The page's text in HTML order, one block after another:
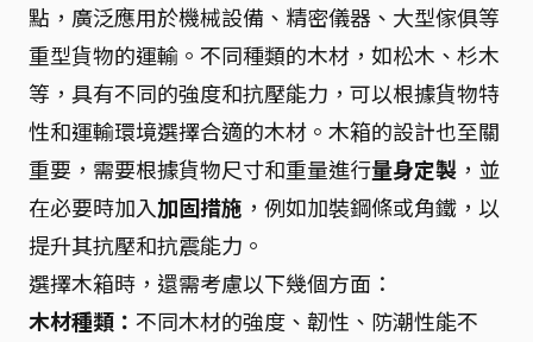
點，廣泛應用於機械設備、精密儀器、大型傢俱等
重型貨物的運輸。不同種類的木材，如松木、杉木
等，具有不同的強度和抗壓能力，可以根據貨物特
性和運輸環境選擇合適的木材。木箱的設計也至關
重要，需要根據貨物尺寸和重量進行量身定製 ，並
在必要時加入加固措施 ，例如加裝鋼條或角鐵，以
提升其抗壓和抗震能力。
選擇木箱時，還需考慮以下幾個方面：
木材種類： 不同木材的強度、韌性、防潮性能不